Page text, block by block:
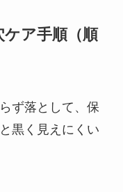
ア手順（順
ず落として、保
黒く見えにくい